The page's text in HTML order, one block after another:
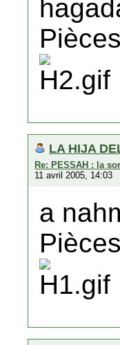
LA HIJA
Re: PESSAH : la
11 avril 2005, 14:03
a